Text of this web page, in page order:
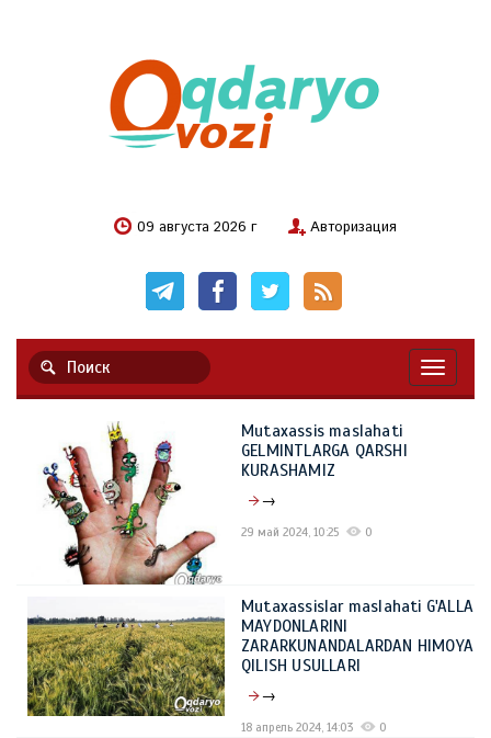
09 августа 2026 г Авторизация
Mutaxassis maslahati
GELMINTLARGA QARSHI
KURASHAMIZ
→
29 май 2024, 10:25 0
Mutaxassislar maslahati G'ALLA
MAYDONLARINI
ZARARKUNANDALARDAN HIMOYA
QILISH USULLARI
→
18 апрель 2024, 14:03 0